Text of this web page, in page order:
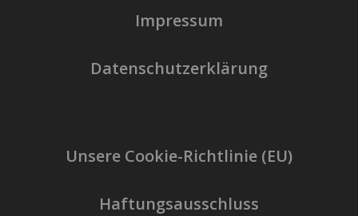
Impressum
Datenschutzerklärung
Unsere Cookie-Richtlinie (EU)
Haftungsausschluss